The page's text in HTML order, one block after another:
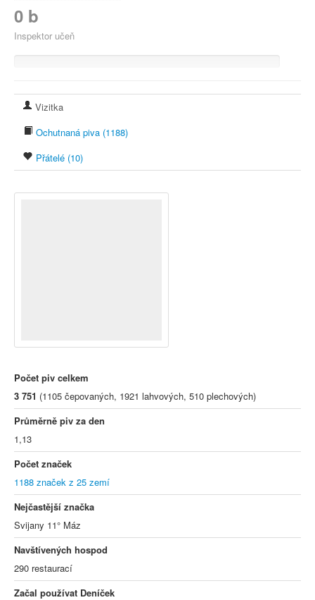
0 b
Inspektor učeň
Vizitka
Ochutnaná piva (1188)
Přátelé (10)
Počet piv celkem
3 751 (1105 čepovaných, 1921 lahvových, 510 plechových)
Průměrně piv za den
1,13
Počet značek
1188 značek z 25 zemí
Nejčastější značka
Svijany 11° Máz
Navštívených hospod
290 restaurací
Začal používat Deníček